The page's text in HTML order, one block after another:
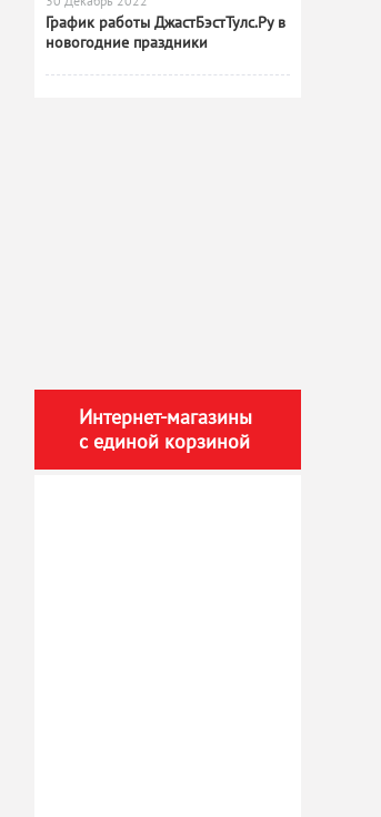
График работы ДжастБэстТулс.Ру в
новогодние праздники
Интернет-магазины
с единой корзиной